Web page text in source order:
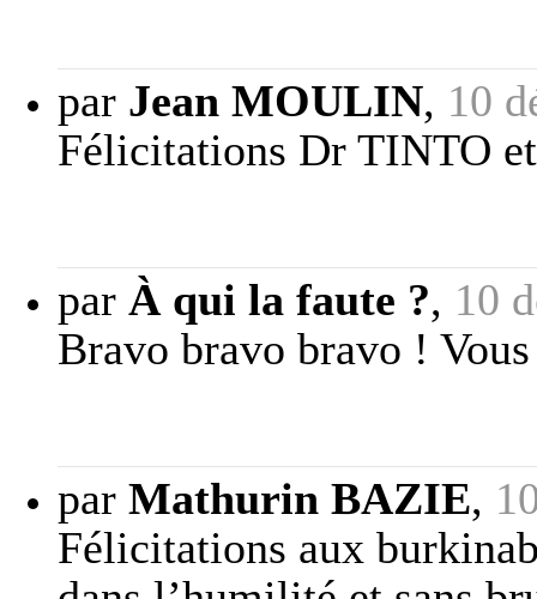
par Jean MOULIN, 10
Félicitations Dr TINTO
par À qui la faute ?, 10
Bravo bravo bravo !
par Mathurin BAZIE,
Félicitations aux